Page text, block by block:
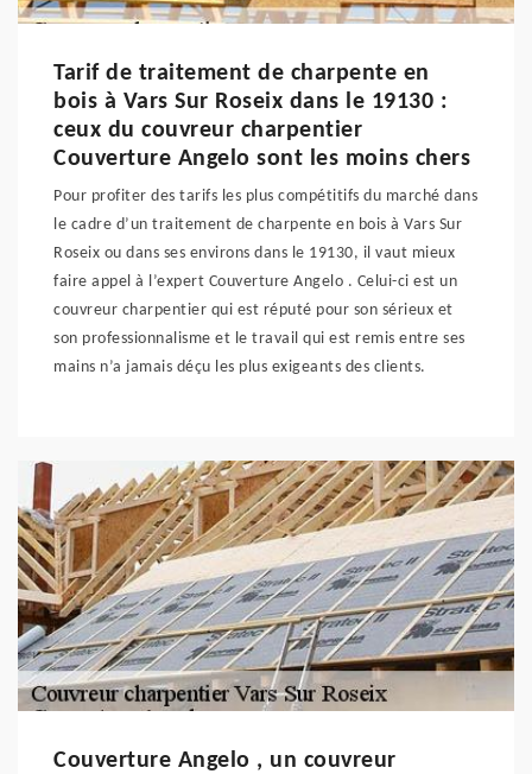
Tarif de traitement de charpente en
bois à Vars Sur Roseix dans le 19130 :
ceux du couvreur charpentier
Couverture Angelo sont les moins chers
Pour profiter des tarifs les plus compétitifs du marché dans
le cadre d’un traitement de charpente en bois à Vars Sur
Roseix ou dans ses environs dans le 19130, il vaut mieux
faire appel à l’expert Couverture Angelo . Celui-ci est un
couvreur charpentier qui est réputé pour son sérieux et
son professionnalisme et le travail qui est remis entre ses
mains n’a jamais déçu les plus exigeants des clients.
Couverture Angelo , un couvreur